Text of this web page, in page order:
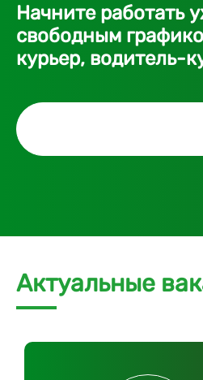
Начните работать
свободным
курьер, водитель-
Актуальные